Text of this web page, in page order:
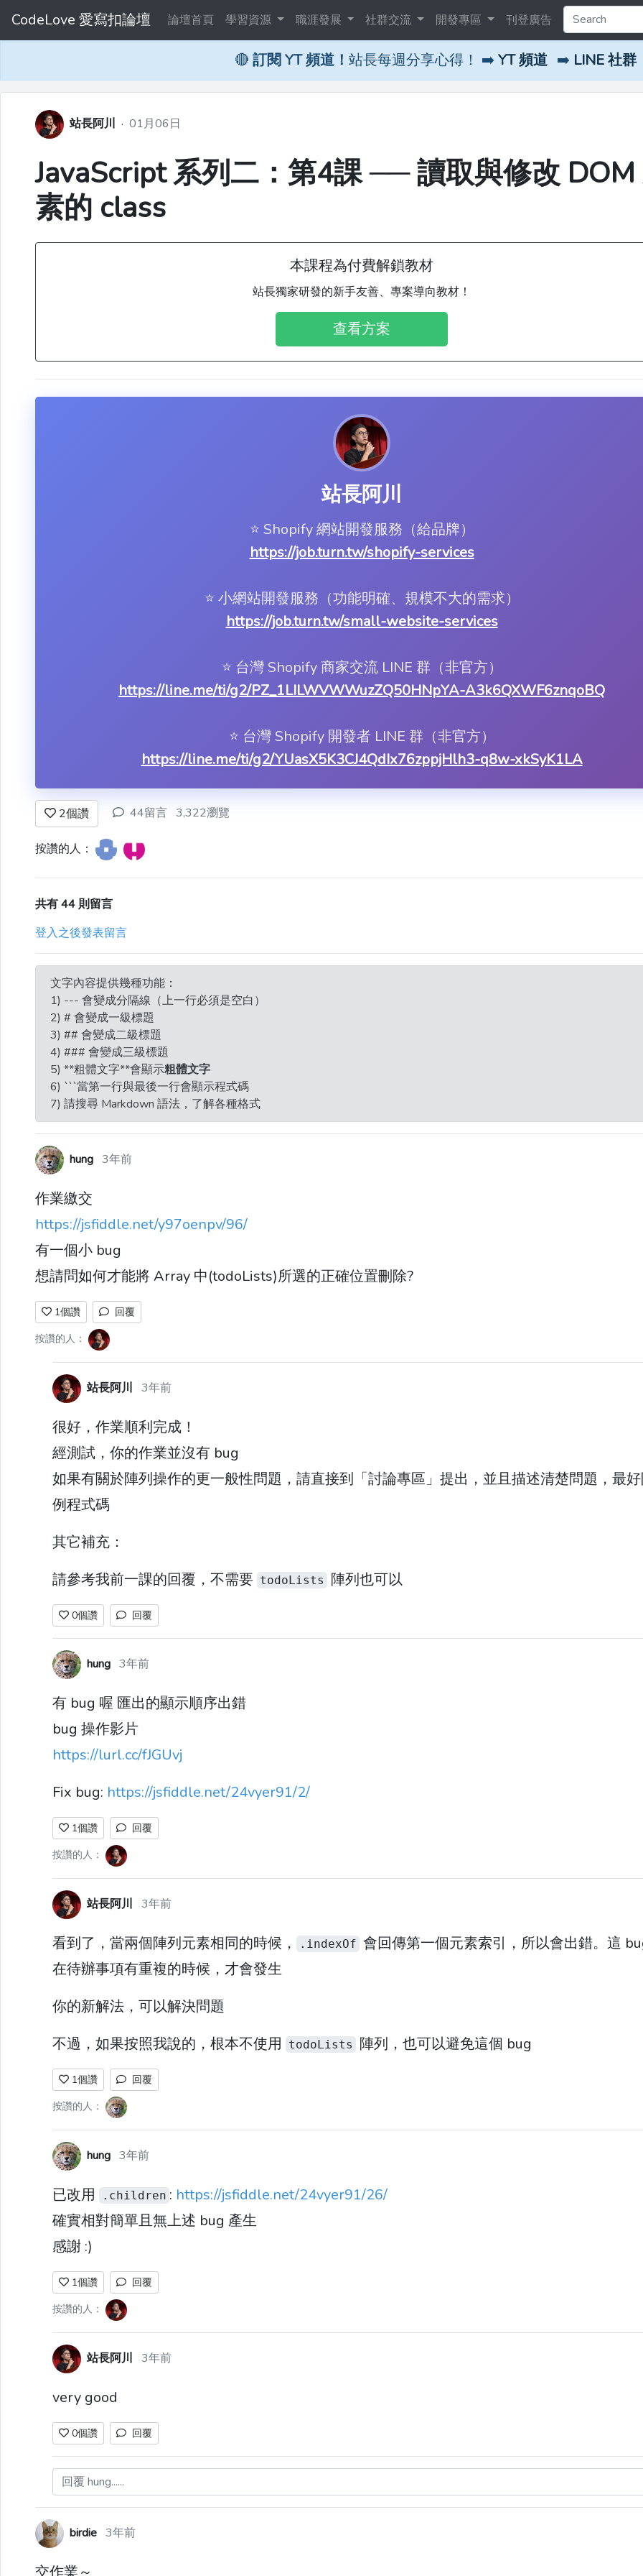
CodeLove 愛寫扣論壇 論壇首頁 學習資源 職涯發展 社群交流 開發專區 刊登廣告
🔴 訂閱 YT 頻道！ 站長每週分享心得！ ➡️ YT 頻道 ➡️ LINE 社群
站長阿川 · 01月06日
JavaScript 系列二：第4課 ── 讀取與修改 DOM
素的 class
本課程為付費解鎖教材
站長獨家研發的新手友善、專案導向教材！
查看方案
站長阿川
⭐️ Shopify 網站開發服務（給品牌）
https://job.turn.tw/shopify-services
⭐️ 小網站開發服務（功能明確、規模不大的需求）
https://job.turn.tw/small-website-services
⭐️ 台灣 Shopify 商家交流 LINE 群（非官方）
https://line.me/ti/g2/PZ_1LILWVWWuzZQ50HNpYA-A3k6QXWF6znqoBQ
⭐️ 台灣 Shopify 開發者 LINE 群（非官方）
https://line.me/ti/g2/YUasX5K3CJ4QdIx76zppjHlh3-q8w-xkSyK1LA
2個讚 44留言 3,322瀏覽
按讚的人：
共有 44 則留言
登入之後發表留言
文字內容提供幾種功能：
1) --- 會變成分隔線（上一行必須是空白）
2) # 會變成一級標題
3) ## 會變成二級標題
4) ### 會變成三級標題
5) **粗體文字**會顯示粗體文字
6) ```當第一行與最後一行會顯示程式碼
7) 請搜尋 Markdown 語法，了解各種格式
hung 3年前
作業繳交
https://jsfiddle.net/y97oenpv/96/
有一個小 bug
想請問如何才能將 Array 中(todoLists)所選的正確位置刪除?
1個讚
回覆
按讚的人：
站長阿川 3年前
很好，作業順利完成！
經測試，你的作業並沒有 bug
如果有關於陣列操作的更一般性問題，請直接到「討論專區」提出，並且描述清楚問題，最
例程式碼
其它補充：
請參考我前一課的回覆，不需要 todoLists 陣列也可以
0個讚 回覆
hung 3年前
有 bug 喔 匯出的顯示順序出錯
bug 操作影片
https://lurl.cc/fJGUvj
Fix bug: https://jsfiddle.net/24vyer91/2/
1個讚
回覆
按讚的人：
站長阿川 3年前
看到了，當兩個陣列元素相同的時候， .indexOf 會回傳第一個元素索引，所以會出錯。這
在待辦事項有重複的時候，才會發生
你的新解法，可以解決問題
不過，如果按照我說的，根本不使用
todoLists 陣列，也可以避免這個 bug
1個讚
回覆
按讚的人：
hung 3年前
已改用 .children : https://jsfiddle.net/24vyer91/26/
確實相對簡單且無上述 bug 產生
感謝 :)
1個讚
回覆
按讚的人：
站長阿川 3年前
very good
0個讚 回覆
回覆 hung......
birdie 3年前
交作業～